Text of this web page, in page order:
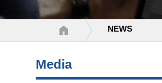
NEWS
Media